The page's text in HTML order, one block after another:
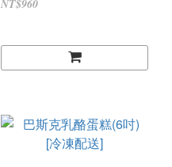
NT$960